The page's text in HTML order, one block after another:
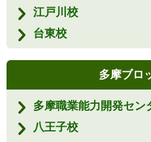
江戸川校
台東校
多摩ブロ
多摩職業能力開発セン
八王子校